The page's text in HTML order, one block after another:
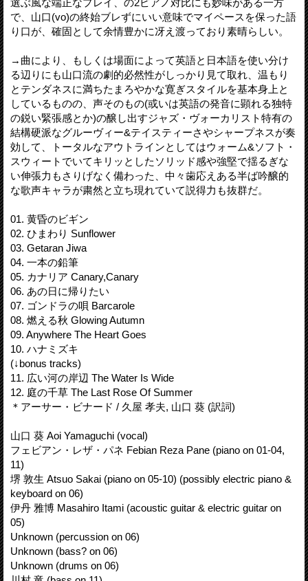
で、山口(vo)の終始ブレずにいい意味でマイペースを保った語
り口が、確固として余情豊かに冴え渡っており素晴らしい。
→曲により、もしくは場面によって英語と日本語を使い分け
る辺りにも山口流の劇的必然性がしっかり見て取れ、温もり
とテンダネスに満ちたまろやかな寛ぎスタイルを基本身上と
しているものの、声そのもの(或いは英語の発音に顕れる独特
の鋭い緊張感とか)の醸し出すジャズ・ヴォーカリスト特有の
結構硬派なグルーヴィー&テイスティーさやシャープネスが奏
効して、トータルなアウトラインとしてはウォーム&ソフト・
スウィートでいてキリッとしたソリッド感や強堅で揺るぎな
い伸張力もさりげなく備わった、中々歯応えある半ば吟醸的
な歌声キャラが粛然と立ち現れていて説得力も抜群だ。
01. 黄昏のビギン
02. ひまわり Sunflower
03. Getaran Jiwa
04. 一本の鉛筆
05. カナリア Canary,Canary
06. あの日に帰りたい
07. ゴンドラの唄 Barcarole
08. 燃える秋 Glowing Autumn
09. Anywhere The Heart Goes
10. ハナミズキ
(↓bonus tracks)
11. 広い河の岸辺 The Water Is Wide
12. 庭の千草 The Last Rose Of Summer
＊アーサー・ビナード / 久屋 孝夫, 山口 葵 (訳詞)
山口 葵 Aoi Yamaguchi (vocal)
フェビアン・レザ・パネ Febian Reza Pane (piano on 01-04,
11)
堺 敦生 Atsuo Sakai (piano on 05-10) (possibly electric piano &
keyboard on 06)
伊丹 雅博 Masahiro Itami (acoustic guitar & electric guitar on
05)
Unknown (percussion on 06)
Unknown (bass? on 06)
Unknown (drums on 06)